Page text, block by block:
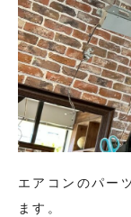
エアコンのパー
ます。